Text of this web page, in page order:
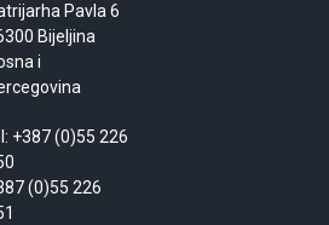
Pavla 6
Bijeljina
i
+387 (0)55 226
(0)55 226